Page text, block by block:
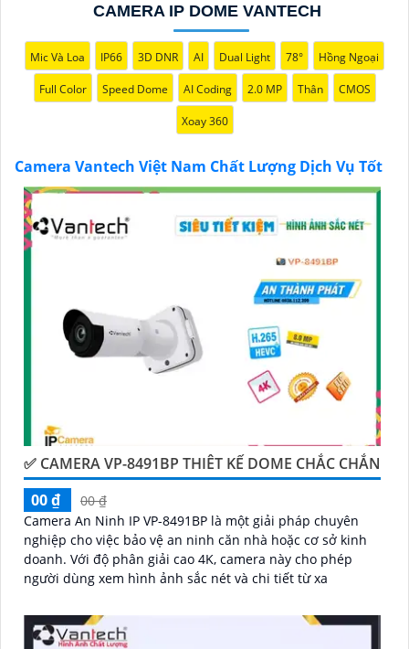
kỹ thuật chuyên nghiệp của Vantech sẽ giúp bạn lựa
chọn giải pháp camera phù hợp với nhu cầu và ngân
sách của bạn.
Nếu bạn đang tìm kiếm một giải pháp giám sát an
ninh tốt cho ngôi nhà hoặc doanh nghiệp của mình,
Camera Vantech Việt Nam là một lựa chọn hàng đầu
CAMERA IP DOME VANTECH
Mic Và Loa IP66 3D DNR AI Dual Light 78° Hồng Ngoại
Full Color Speed Dome AI Coding 2.0 MP Thân CMOS
Xoay 360
Camera Vantech Việt Nam Chất Lượng Dịch Vụ Tốt
✅ CAMERA VP-8491BP THIÊT KẾ DOME CHẮC CHẮN
00 ₫
00 ₫
Camera An Ninh IP VP-8491BP là một giải pháp chuyên
nghiệp cho việc bảo vệ an ninh căn nhà hoặc cơ sở kinh
doanh. Với độ phân giải cao 4K, camera này cho phép
người dùng xem hình ảnh sắc nét và chi tiết từ xa